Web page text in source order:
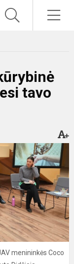
tavo
menininkės Coco